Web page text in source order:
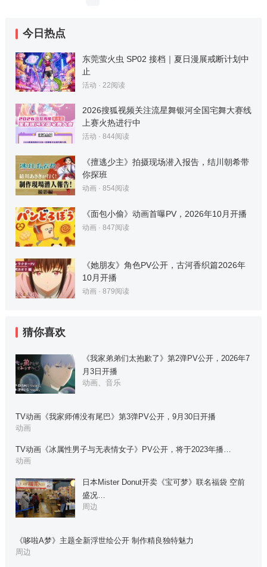
今日热点
东莞萤火虫 SP02 接档｜夏日漫展戒断计划中
止
活动 · 22阅读
2026搜狐视频关注流星舞银河全国宅舞大赛线
上赛火热进行中
活动 · 844阅读
《擅逃少主》拍摄现场潜入报告，结川朝希带
你探班
动画· 854阅读
《面包小偷》动画首曝PV，2026年10月开播
动画· 847阅读
《她朋友》角色PV公开，古河香织篇2026年
10月开播
动画· 879阅读
猜你喜欢
《我家弟弟们太抱歉了》第2弹PV公开，2026年7
月3日开播
动画、音乐
TV动画《我家师傅没有尾巴》第3弹PV公开，9月30日开播
动画
TV动画《冰属性男子与无表情女子》PV公开，将于2023年播…
动画
日本Mister Donut开卖《宝可梦》联名福袋 空前
盛况…
周边
《哆啦A梦》主题全新浮世绘公开 制作精良独特魅力
周边